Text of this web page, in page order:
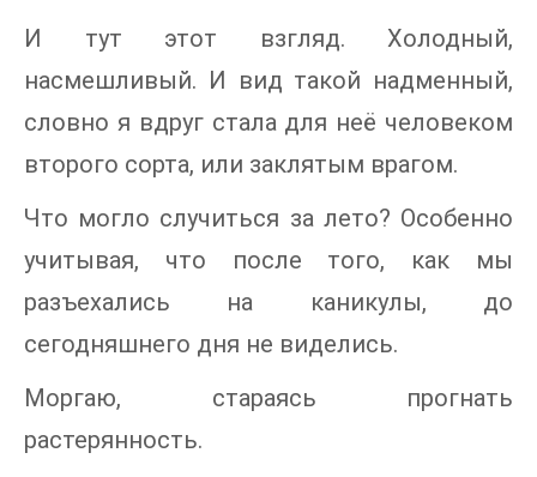
И тут этот взгляд. Холодный,
насмешливый. И вид такой надменный,
словно я вдруг стала для неё человеком
второго сорта, или заклятым врагом.
Что могло случиться за лето? Особенно
учитывая, что после того, как мы
разъехались на каникулы, до
сегодняшнего дня не виделись.
Моргаю, стараясь прогнать
растерянность.